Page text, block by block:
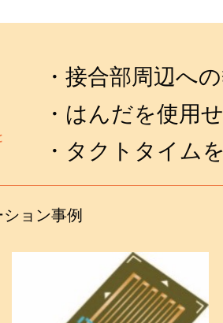
・接合部周辺へ
・はんだを使用
・タクトタイム
ョン事例